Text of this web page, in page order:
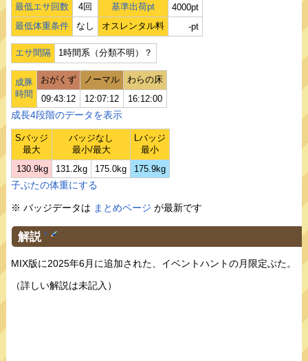
最低エサ回数 4回 基準出荷pt
4000pt
最低体重条件
なし オスレンタル料 -pt
エサ間隔 1時間系（分類不明）？
成豚
時間
おがくず ノーマル
わらの床
09:43:12
12:07:12 16:12:00
成長4段階のデータを表示
Sバッジ
最大
バッジなし
最小/最大
Lバッジ
最小
130.9kg
131.2kg 175.0kg 175.9kg
子ぶたの体重にする
※ バッジデータは まとめページ が最新です
解説 †
MIX版に2025年6月に追加された、イベントハントの月限定ぶた。
（詳しい解説は未記入）